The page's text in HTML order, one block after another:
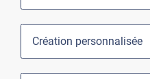
Création personnalisée